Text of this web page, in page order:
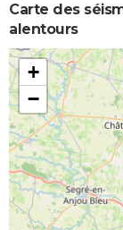
Carte des
alentours
+
−